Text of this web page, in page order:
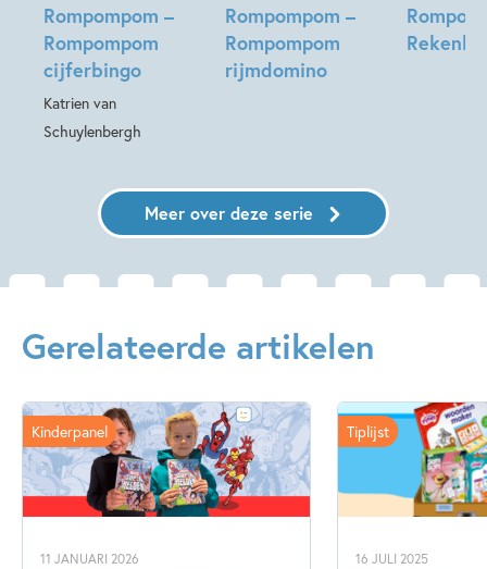
Rompompom –
Rompompom
cijferbingo
Katrien van
Schuylenbergh
Rompompom –
Rompompom
rijmdomino
Meer over deze serie
Gerelateerde artikelen
11 JANUARI 2026
Kinderpanel
16 JULI 2025
Tiplijst